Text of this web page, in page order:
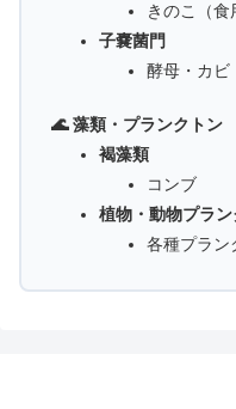
きのこ（食
子嚢菌門
酵母・カビ
🌊 藻類・プランクトン
褐藻類
コンブ
植物・動物プラ
各種プラン